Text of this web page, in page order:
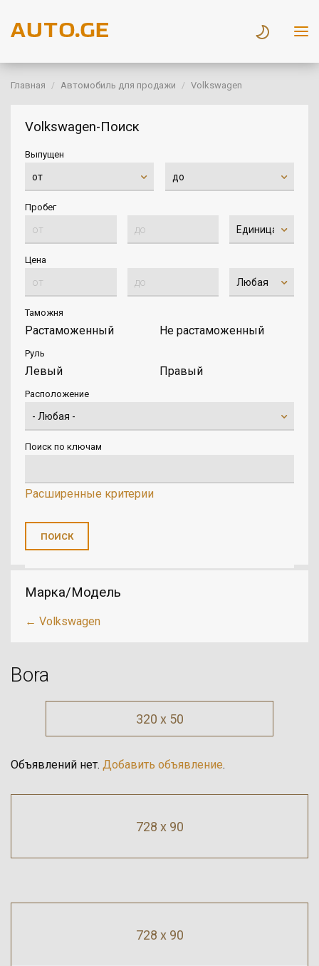
Главная Автомобиль для продажи Volkswagen
Volkswagen-Поиск
Выпущен
Пробег
Цена
Таможня
Растаможенный Не растаможенный
Руль
Левый Правый
Расположение
Поиск по ключам
Расширенные критерии
Марка/Модель
← Volkswagen
Bora
320 x 50
Объявлений нет. Добавить объявление.
728 x 90
728 x 90